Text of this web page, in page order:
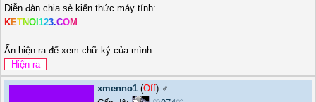
Diễn đàn chia sẻ kiến thức máy tính:
KETNO 123.COM
Ấn hiện ra để xem chữ ký của mình:
xmenno1 (Off) ♂️